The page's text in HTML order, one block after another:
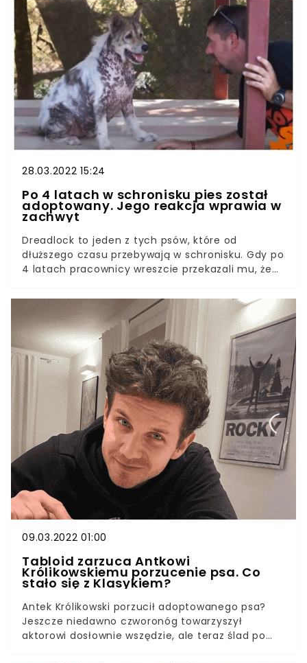
zrobił mu to specjalnie? O mrożącej krew w
żyłach interwencji we wsi Stankowo w gminie
Markusy powiadomiło Schronisko dla
Bezdomnych Zwierząt "PSI RAJ" w Pasłęku. W
niedzielę, 27 marca pracownicy przytuliska
otrzymali telefon od zaniepokojonych dzieci,
które prosiły o ratunek dla rannego zwierzęcia.
28.03.2022 15:24
Po 4 latach w schronisku pies został
adoptowany. Jego reakcja wprawia w
zachwyt
Dreadlock to jeden z tych psów, które od
dłuższego czasu przebywają w schronisku. Gdy po
4 latach pracownicy wreszcie przekazali mu, że
zademonstrował przed kamerą uroczy "taniec
szczęścia". Adopcja to najpiękniejszy prezent, jaki
możemy podarować bezpańskiemu
czworonogowi. Niestety, w wielu krajach
sterylizacja psów jest wciąż tematem tabu i
spotyka się z brakiem społecznej akceptacji,
przez co zwierzęta rozmnażają się w
niekontrolowany sposób i kończą w schroniskach.
09.03.2022 01:00
Tabloid zarzuca Antkowi
Królikowskiemu porzucenie psa. Co
stało się z Klasykiem?
Antek Królikowski porzucił adoptowanego psa?
Jeszcze niedawno czworonóg towarzyszył
aktorowi dosłownie wszędzie, ale teraz ślad po